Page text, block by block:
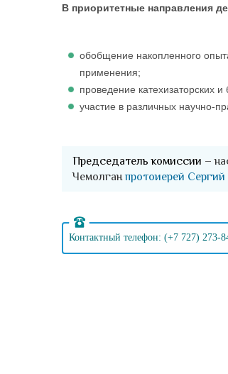
В приоритетные направления
обобщение накопленного
применения;
проведение катехизаторских и
участие в различных научно-
Председатель комиссии –
Чемолган протоиерей
Контактный телефон: (+7 727) 273-